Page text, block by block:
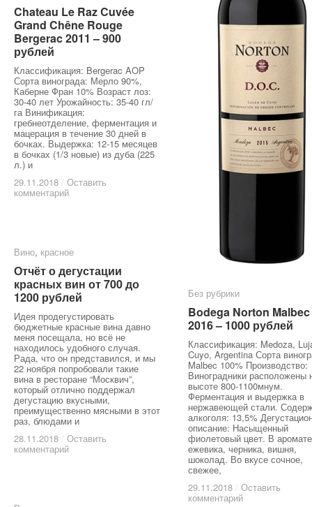
Chateau Le Raz Cuvée
Grand Chêne Rouge
Bergerac 2011 – 900
рублей
Классификация: Bergerac AOP
Сорта винограда: Мерло 90%,
Каберне Фран 10% Возраст лоз:
30-40 лет Урожайность: 35-40 гл/
га Винификация:
гребнеотделение, ферментация и
мацерация в течение 30 дней в
бочках. Выдержка: 12-15 месяцев
в бочках (1/3 новые) из дуба (225
л.) и
29.11.2018 / Оставить
комментарий
Chateau Le Raz Cuvée
Grand Chêne Rouge
Bergerac 2011 – 900
рублей
29.11.2018 / Оставить
комментарий
Без рубрики
Bodega Norton Malbec
2016 – 1000 рублей
Классификация: Medoza,
Cuyo, Argentina Сорта
Malbec 100% Производство:
Виноградники расположены
высоте 800-1100мнум.
Ферментация и выдержка в
нержавеющей стали.
алкоголя: 13,5%
описание: Насыщенный
фиолетовый цвет. В аромате
ежевика, черника, вишня,
шоколад. Во вкусе сочное,
свежее,
29.11.2018 / Оставить
комментарий
Без рубрики
Bodega Norton Malbec
2016 – 1000 рублей
29.11.2018 / Оставить
комментарий
Вино, красное
Отчёт о дегустации
красных вин от 700 до
1200 рублей
Идея продегустировать
бюджетные красные вина давно
меня посещала, но всё не
находилось удобного случая.
Рада, что он представился, и мы
22 ноября попробовали такие
вина в ресторане “Москвич”,
который отлично поддержал
дегустацию вкусными,
преимущественно мясными в этот
раз, блюдами и
28.11.2018 / Оставить
комментарий
Вино красное
Отчёт о дегустации
красных вин от 700 до
1200 рублей
28.11.2018 / Оставить
комментарий